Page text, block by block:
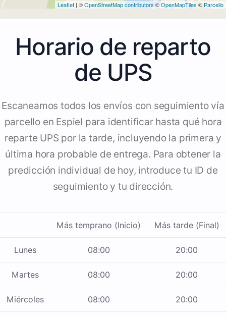
Leaflet | ©OpenStreetMap contributors ©OpenMapTiles © Parcello
Horario de reparto
de UPS
Escaneamos todos los envíos con seguimiento vía
parcello en Espiel para identificar hasta qué hora
reparte UPS por la tarde, incluyendo la primera y
última hora probable de entrega. Para obtener la
predicción individual de hoy, introduce tu ID de
seguimiento y tu dirección.
Más temprano (Inicio) Más tarde (Final)
Lunes 08:00 20:00
Martes 08:00 20:00
Miércoles 08:00 20:00